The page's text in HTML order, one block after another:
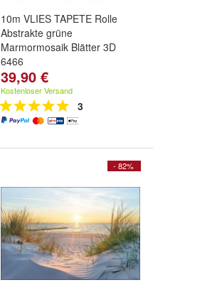
10m VLIES TAPETE Rolle
Abstrakte grüne
Marmormosaik Blätter 3D
6466
39,90 €
Kostenloser Versand
3
- 82%